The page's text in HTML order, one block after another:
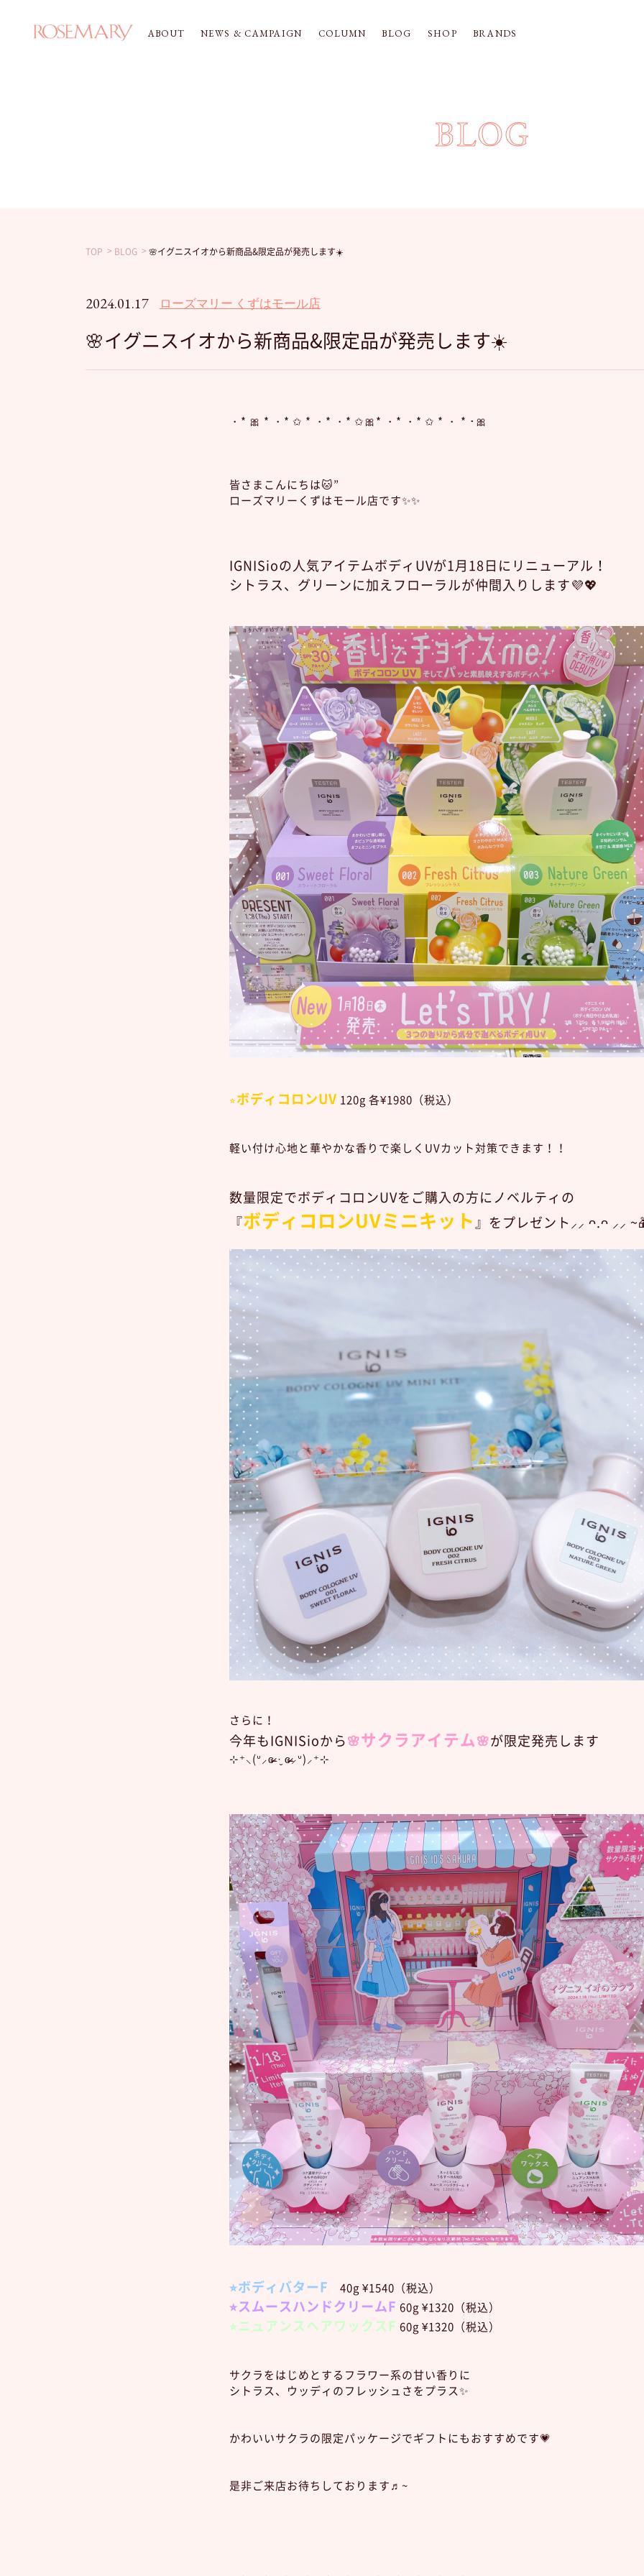
ABOUT NEWS & CAMPAIGN COLUMN BLOG SHOP BRANDS
BLOG
TOP BLOG 🌸イグニスイオから新商品&限定品が発売します☀️
2024.01.17 ローズマリー くずはモール店
🌸イグニスイオから新商品&限定品が発売します☀️
・* 🎀 * ・* ✩ * ・* ・* ✩🎀* ・* ・* ✩ * ・ * ･🎀
皆さまこんにちは🐱”
ローズマリーくずはモール店です✨✨
IGNISioの人気アイテムボディUVが1月18日にリニューアル！
シトラス、グリーンに加えフローラルが仲間入りします💜💖
⭐︎ボディコロンUV 120g 各¥1980（税込）
軽い付け心地と華やかな香りで楽しくUVカット対策できます！！
数量限定でボディコロンUVをご購入の方にノベルティの
『ボディコロンUVミニキット』をプレゼント⸝⸝ ᴖ.ᴖ ⸝⸝
さらに！
今年もIGNISioから🌸サクラアイテム🌸が限定発売します
⊹⁺⸜(ᐡ⸝ɞ̴̶̷ ·̮ ɞ̴̶̷⸝ᐡ)⸝⁺⊹
⭐︎ボディバターF 40g ¥1540（税込）
⭐︎スムースハンドクリームF 60g ¥1320（税込）
⭐︎ニュアンスヘアワックスF 60g ¥1320（税込）
サクラをはじめとするフラワー系の甘い香りに
シトラス、ウッディのフレッシュさをプラス✨
かわいいサクラの限定パッケージでギフトにもおすすめです💗
是非ご来店お待ちしております♬~